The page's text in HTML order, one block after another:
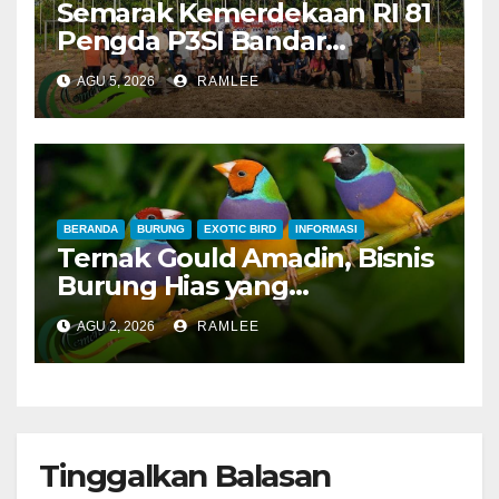
Semarak Kemerdekaan RI 81
Pengda P3SI Bandar
Lampung, Potong Tumpeng
Menandai Peresmian
Lapangan Baru, Mawar
Merah dan Jahanam Juara
AGU 5, 2026 RAMLEE
BERANDA BURUNG EXOTIC BIRD INFORMASI
Ternak Gould Amadin, Bisnis
Burung Hias yang
Menguntungkan
AGU 2, 2026 RAMLEE
Tinggalkan Balasan